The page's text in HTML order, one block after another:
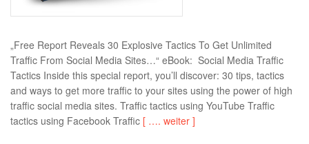
„Free Report Reveals 30 Explosive Tactics To Get Unlimited
Traffic From Social Media Sites…“ eBook: Social Media Traffic
Tactics Inside this special report, you’ll discover: 30 tips, tactics
and ways to get more traffic to your sites using the power of high
traffic social media sites. Traffic tactics using YouTube Traffic
tactics using Facebook Traffic [ …. weiter ]